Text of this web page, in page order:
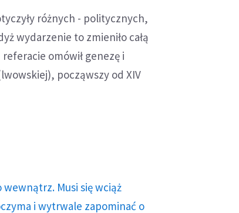
różnych - politycznych,
wydarzenie to zmieniło całą
omówił genezę i
począwszy od XIV
wewnątrz. Musi się wciąż
i wytrwale zapominać o